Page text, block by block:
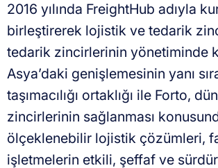
2016 yılında FreightHub adıyla
birleştirerek lojistik ve tedarik
tedarik zincirlerinin yönetiminde
Asya’daki genişlemesinin yanı
taşımacılığı ortaklığı ile Forto,
zincirlerinin sağlanması
ölçeklenebilir lojistik çözümleri,
işletmelerin etkili, şeffaf ve